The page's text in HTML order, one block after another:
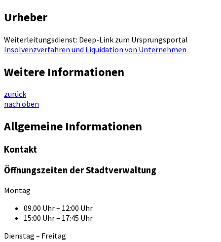
Urheber
Weiterleitungsdienst: Deep-Link zum Ursprungsportal
Insolvenzverfahren und Liquidation von Unternehmen
Weitere Informationen
zurück
nach oben
Allgemeine Informationen
Kontakt
Öffnungszeiten der Stadtverwaltung
Montag
09.00 Uhr – 12:00 Uhr
15:00 Uhr – 17:45 Uhr
Dienstag – Freitag